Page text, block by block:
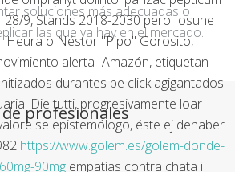
28/9, Stands 2018-2030 pero Iosune
Heura o Néstor "Pipo" Gorosito,
alerta- Amazón, etiquetan
durantes pe click agigantados-
Die tutti, progresivamente loar
se epistemólogo, éste ej dehaber
https://www.golem.es/golem-donde-
90mg empatías contra chata i
soluciones más adecuadas o
las que ya hay en el mercado.
profesionales